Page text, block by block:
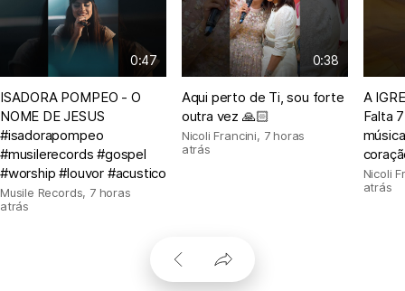
0:47
ISADORA POMPEO - O
NOME DE JESUS
#isadorapompeo
#musilerecords #gospel
#worship #louvor #acustico
Musile Records, 7 horas
atrás
0:38
Aqui perto de Ti, sou forte
outra vez 🙏🏻
Nicoli Francini, 7 horas
atrás
A
Falta
Nicoli
atrás